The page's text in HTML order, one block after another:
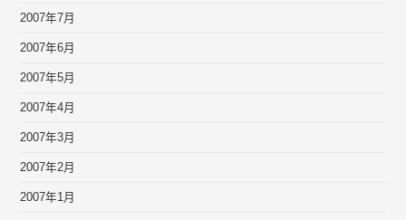
2007年7月
2007年6月
2007年5月
2007年4月
2007年3月
2007年2月
2007年1月